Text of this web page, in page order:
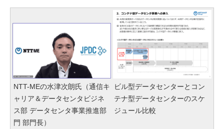
NTT-MEの水津次朗氏（通信キ
ャリア＆データセンタビジネ
ス部 データセンタ事業推進部
門 部門長）
ビル型データセンターとコン
テナ型データセンターのスケ
ジュール比較